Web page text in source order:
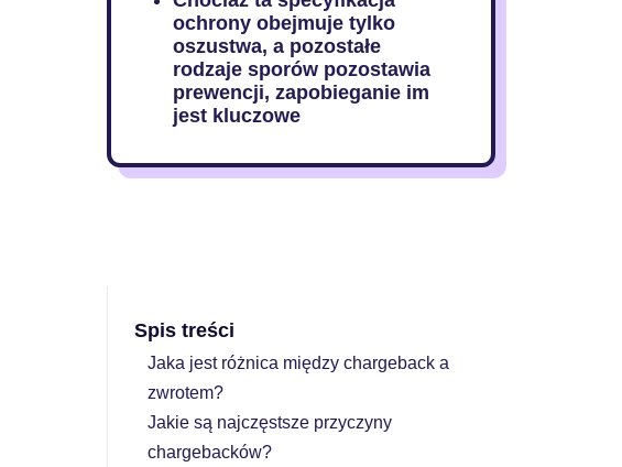
ochrony obejmuje tylko
oszustwa, a pozostałe
rodzaje sporów pozostawia
prewencji, zapobieganie im
jest kluczowe
Spis treści
Jaka jest różnica między chargeback a
zwrotem?
Jakie są najczęstsze przyczyny
chargebacków?